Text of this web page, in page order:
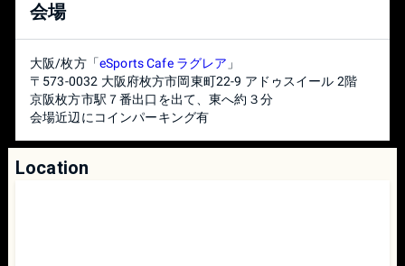
へ申請をお願いします。
す。申し出の無い操作チェックは、試合進行とみなされる
場合があります。お気を付けください。
【1本目】
①キャラクターを選択する（変更可）
※決まらない場合はシークレットオーダーにて決定する
会場
大阪/枚方「eSports Cafe ラグレア 」
〒573-0032 大阪府枚方市岡東町22-9 アドゥスイール 2階
京阪枚方市駅７番出口を出て、東へ約３分
会場近辺にコインパーキング有
Location